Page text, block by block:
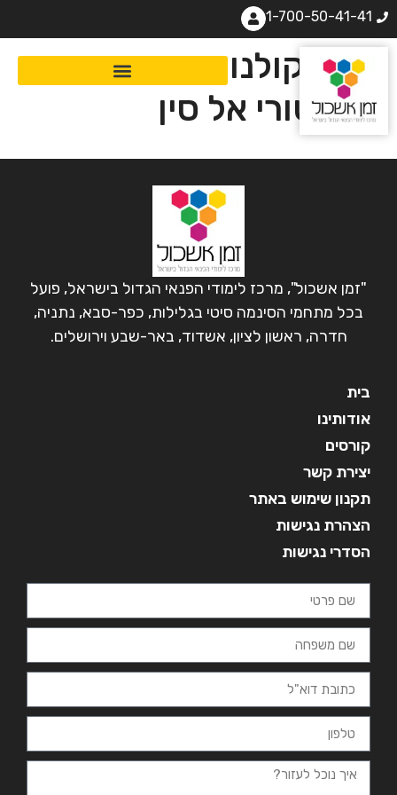
1-700-50-41-41
מסע קולנועי, תרבותי
והיסטורי אל סין
"זמן אשכול", מרכז לימודי הפנאי הגדול בישראל, פועל
בכל מתחמי הסינמה סיטי בגלילות, כפר-סבא, נתניה,
חדרה, ראשון לציון, אשדוד, באר-שבע וירושלים.
בית
אודותינו
קורסים
יצירת קשר
תקנון שימוש באתר
הצהרת נגישות
הסדרי נגישות